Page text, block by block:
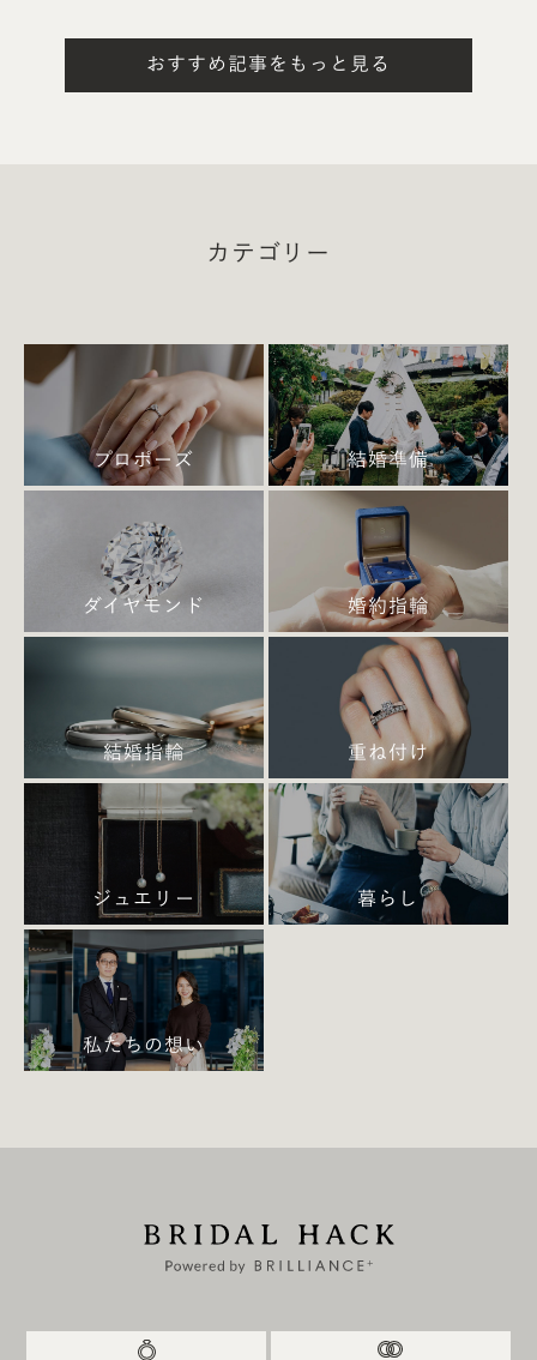
Youtube「榎本美沙の季節料理」
instagram
おすすめ記事をもっと見る
カテゴリー
プロポーズ 結婚準備
ダイヤモンド 婚約指輪
結婚指輪 重ね付け
ジュエリー 暮らし
私たちの想い